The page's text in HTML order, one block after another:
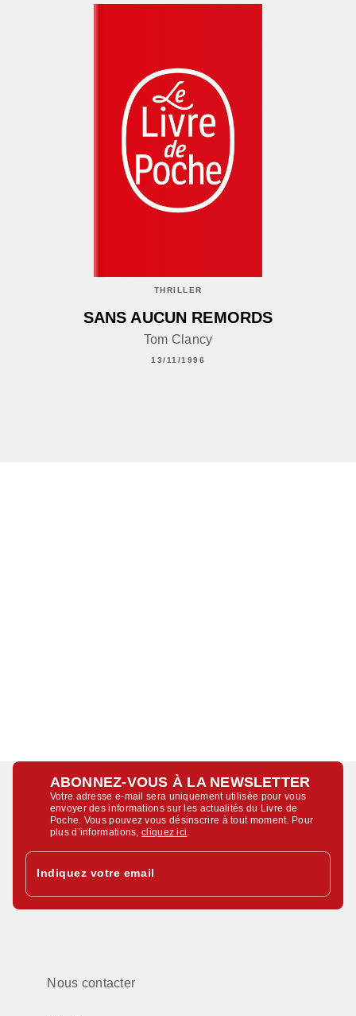
THRILLER
SANS AUCUN REMORDS
Tom Clancy
13/11/1996
ABONNEZ-VOUS À LA NEWSLETTER
Votre adresse e-mail sera uniquement utilisée pour vous
envoyer des informations sur les actualités du Livre de
Poche. Vous pouvez vous désinscrire à tout moment. Pour
plus d’informations,cliquez ici
Indiquez votre email
Nous contacter